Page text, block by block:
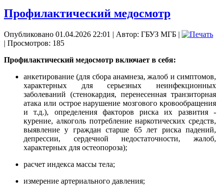
Профилактический медосмотр
Опубликовано 01.04.2026 22:01 | Автор: ГБУЗ МГБ |
| Просмотров: 185
Профилактический медосмотр включает в себя:
анкетирование (для сбора анамнеза, жалоб и симптомов,
характерных для серьезных неинфекционных
заболеваний (стенокардия, перенесенная транзиторная
атака или острое нарушение мозгового кровообращения
и т.д.), определения факторов риска их развития -
курение, алкоголь потребление наркотических средств,
выявление у граждан старше 65 лет риска падений,
депрессии, сердечной недостаточности, жалоб,
характерных для остеопороза);
расчет индекса массы тела;
измерение артериального давления;